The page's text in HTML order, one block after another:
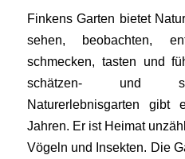
Finkens Garten bietet
sehen, beobachten,
schmecken, tasten und
schätzen- und
Naturerlebnisgarten
Jahren. Er ist Heimat
Vögeln und Insekten. Die